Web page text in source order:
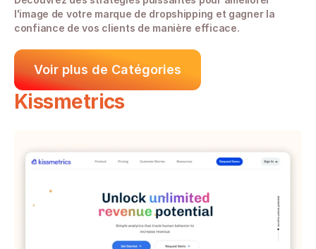
l'image de votre marque de dropshipping et gagner la
confiance de vos clients de manière efficace.
Voir plus de Catégories
Kissmetrics